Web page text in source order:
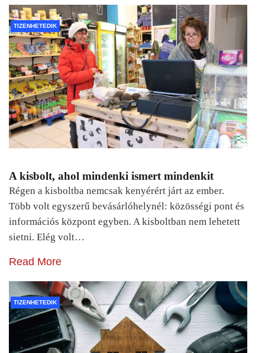
TIZENHETEDIK
A kisbolt, ahol mindenki ismert mindenkit
Régen a kisboltba nemcsak kenyérért járt az ember.
Több volt egyszerű bevásárlóhelynél: közösségi pont és
információs központ egyben. A kisboltban nem lehetett
sietni. Elég volt…
Read More
TIZENHETEDIK